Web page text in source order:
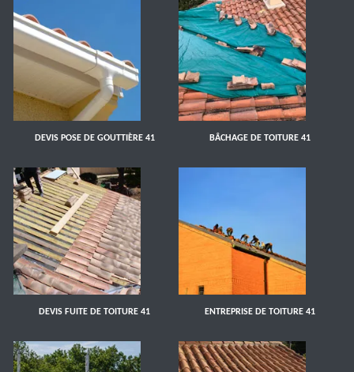
DEVIS POSE DE GOUTTIÈRE 41 BÂCHAGE DE TOITURE 41
DEVIS FUITE DE TOITURE 41 ENTREPRISE DE TOITURE 41